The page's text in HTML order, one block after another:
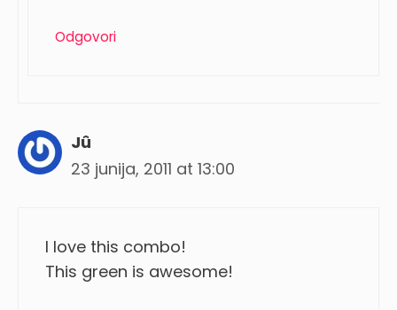
Odgovori
Jû
23 junija, 2011 at 13:00
I love this combo!
This green is awesome!